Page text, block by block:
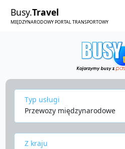
Busy.Travel
MIĘDZYNARODOWY PORTAL TRANSPORTOWY
Typ usługi
Przewozy międzynarodowe
Z kraju